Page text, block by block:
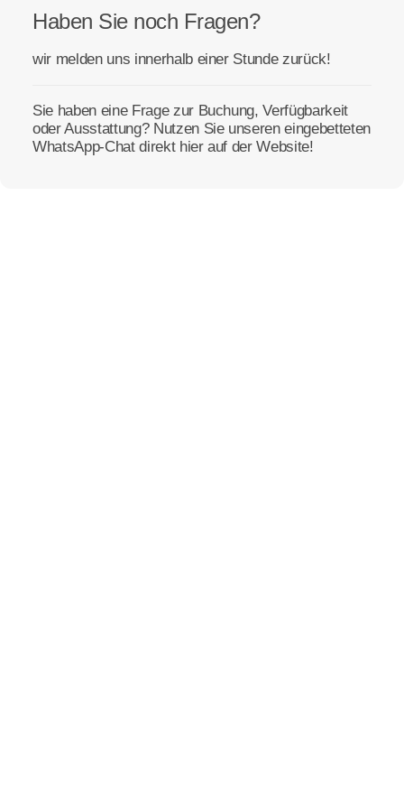
Haben Sie noch Fragen?
wir melden uns innerhalb einer Stunde zurück!
Sie haben eine Frage zur Buchung, Verfügbarkeit
oder Ausstattung? Nutzen Sie unseren eingebetteten
WhatsApp-Chat direkt hier auf der Website!